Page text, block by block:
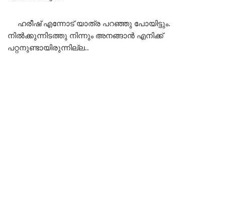
ഹരീഷ് എന്നോട് യാത്ര പറഞ്ഞു പോയിട്ടും.
നിൽക്കുന്നിടത്തു നിന്നും അനങ്ങാൻ എനിക്ക്
പറ്റനുണ്ടായിരുന്നില്ല..